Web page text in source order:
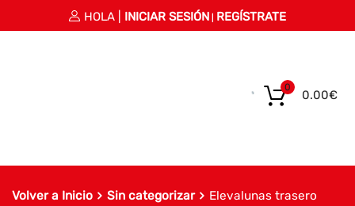
HOLA | INICIAR SESIÓN REGÍSTRATE
0.00€
0
Volver a Inicio Sin categorizar
Elevalunas trasero